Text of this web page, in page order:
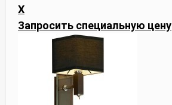
X
Запросить специальную цену